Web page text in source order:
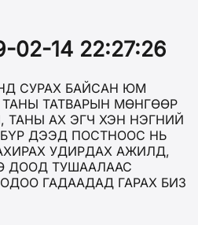
02-14 22:27:26
СУРАХ БАЙСАН ЮМ
ТАТВАРЫН МӨНГӨӨР
ТАНЫ АХ ЭГЧ ХЭН НЭГНИЙ
ДЭЭД ПОСТНООС НЬ
УДИРДАХ АЖИЛД,
ДООД ТУШААЛААС
ГАДААДАД ГАРАХ БИЗ